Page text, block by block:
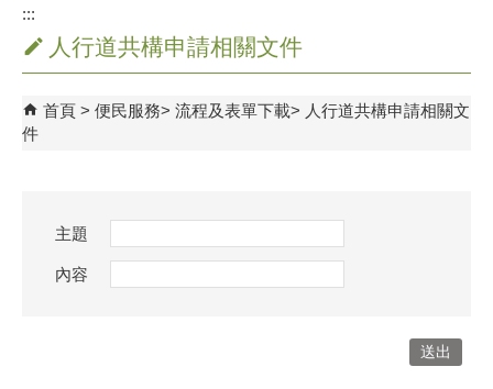
:::
人行道共構申請相關文件
首頁 便民服務 流程及表單下載
人行道共構申請相關文
件
主題
內容